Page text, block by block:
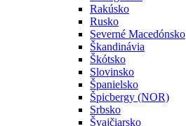
Rakúsko
Rusko
Severné Macedónsko
Škandinávia
Škótsko
Slovinsko
Španielsko
Špicbergy (NOR)
Srbsko
Švajčiarsko